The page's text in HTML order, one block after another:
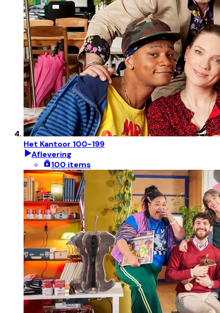
Het Kantoor 100-199
Aflevering
100 items